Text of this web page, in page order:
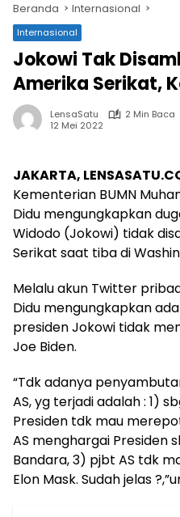
Beranda Internasional
Internasional
Jokowi Tak
Amerika Serikat,
LensaSatu
2 Min Baca
12 Mei 2022
JAKARTA,
Kementerian BUMN
Didu mengungkapkan
Widodo (Jokowi) tidak
Serikat saat tiba di
Melalu akun Twitter
Didu mengungkapkan
presiden Jokowi tidak
Joe Biden.
“Tdk adanya
AS, yg terjadi adalah : 1)
Presiden tdk mau
AS menghargai Presiden
Bandara, 3) pjbt AS tdk
Elon Mask. Sudah jelas